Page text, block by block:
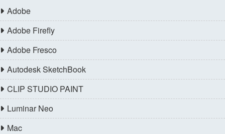
Adobe
Adobe Firefly
Adobe Fresco
Autodesk SketchBook
CLIP STUDIO PAINT
Luminar Neo
Mac